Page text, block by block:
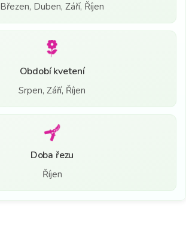
Březen, Duben, Září, Říjen
Období kvetení
Srpen, Září, Říjen
Doba řezu
Říjen